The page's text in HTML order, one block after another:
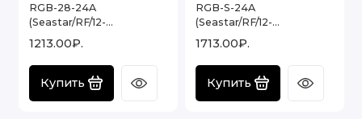
RGB-28-24A
(Seastar/RF/12-
кн.)
1213.00₽.
Купить
RGB-S-24A
(Seastar/RF/12-
576W/ID/Sens)
1713.00₽.
Купить